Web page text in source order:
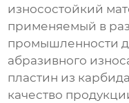
износостойкий
применяемый в
промышленности
абразивного
пластин из
качество